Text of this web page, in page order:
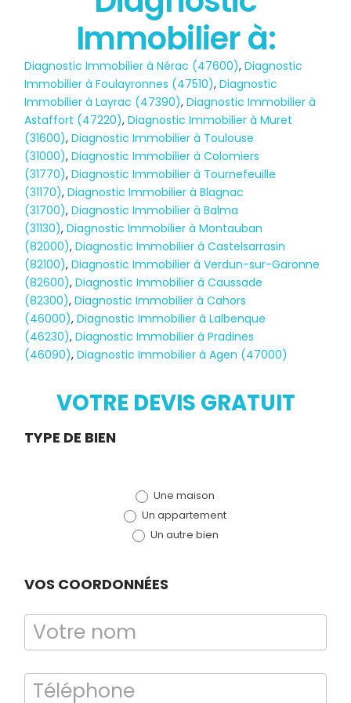
Diagnostic
Immobilier à:
Diagnostic Immobilier à Nérac (47600),Diagnostic
Immobilier à Foulayronnes (47510),Diagnostic
Immobilier à Layrac (47390),Diagnostic Immobilier à
Astaffort (47220),Diagnostic Immobilier à Muret
(31600),Diagnostic Immobilier à Toulouse
(31000),Diagnostic Immobilier à Colomiers
(31770),Diagnostic Immobilier à Tournefeuille
(31170),Diagnostic Immobilier à Blagnac
(31700),Diagnostic Immobilier à Balma
(31130),Diagnostic Immobilier à Montauban
(82000),Diagnostic Immobilier à Castelsarrasin
(82100),Diagnostic Immobilier à Verdun-sur-Garonne
(82600),Diagnostic Immobilier à Caussade
(82300),Diagnostic Immobilier à Cahors
(46000),Diagnostic Immobilier à Lalbenque
(46230),Diagnostic Immobilier à Pradines
(46090),Diagnostic Immobilier à Agen (47000)
VOTRE DEVIS GRATUIT
Demande
TYPE DE BIEN
Une maison
Un appartement
Un autre bien
VOS COORDONNÉES